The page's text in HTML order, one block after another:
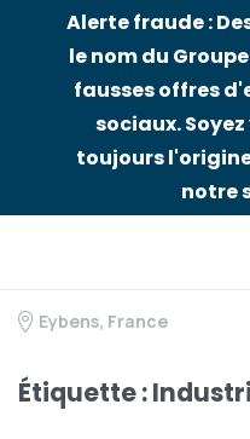
Alerte fraude :
le nom du
fausses offres
sociaux.
toujours
notre
Eybens, France
Étiquette :